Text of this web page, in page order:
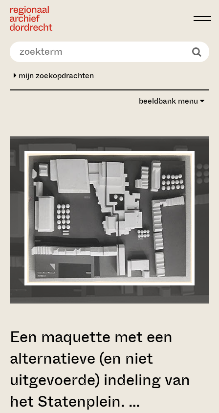
Ga direct naar de inhoud
mijn zoekopdrachten
beeldbank menu
Een maquette met een
alternatieve (en niet
uitgevoerde) indeling van
het Statenplein. …